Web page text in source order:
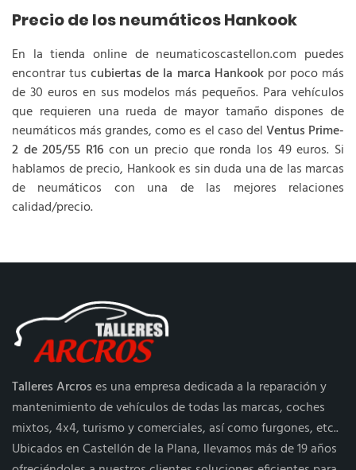
Precio de los neumáticos Hankook
En la tienda online de neumaticoscastellon.com puedes
encontrar tuscubiertas de la marca Hankookpor poco más
de 30 euros en sus modelos más pequeños. Para vehículos
que requieren una rueda de mayor tamaño dispones de
neumáticos más grandes, como es el caso delVentus Prime-
2 de 205/55 R16 con un precio que ronda los 49 euros. Si
hablamos de precio, Hankook es sin duda una de las marcas
de neumáticos con una de las mejores relaciones
calidad/precio.
Talleres Arcroses una empresa dedicada a la reparación y
mantenimiento de vehículos de todas las marcas, coches
mixtos, 4x4, turismo y comerciales, así como furgones, etc..
Ubicados en Castellón de la Plana, llevamos más de 19 años